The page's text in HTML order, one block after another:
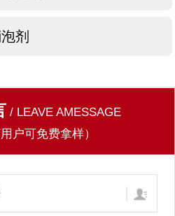
剂
/ LEAVE AMESSAGE
户可免费拿样）